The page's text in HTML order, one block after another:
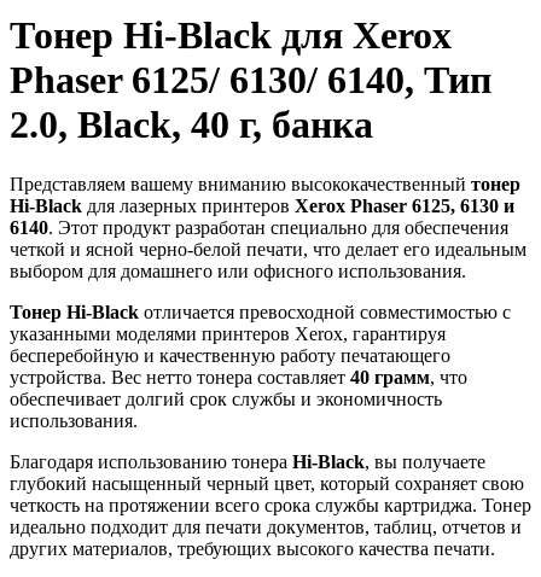
Тонер Hi-Black для Xerox
Phaser 6125/ 6130/ 6140, Тип
2.0, Black, 40 г, банка
Представляем вашему вниманию высококачественный тонер
Hi-Black для лазерных принтеров Xerox Phaser 6125, 6130 и
6140. Этот продукт разработан специально для обеспечения
четкой и ясной черно-белой печати, что делает его идеальным
выбором для домашнего или офисного использования.
Тонер Hi-Black отличается превосходной совместимостью с
указанными моделями принтеров Xerox, гарантируя
бесперебойную и качественную работу печатающего
устройства. Вес нетто тонера составляет 40 грамм, что
обеспечивает долгий срок службы и экономичность
использования.
Благодаря использованию тонера Hi-Black, вы получаете
глубокий насыщенный черный цвет, который сохраняет свою
четкость на протяжении всего срока службы картриджа. Тонер
идеально подходит для печати документов, таблиц, отчетов и
других материалов, требующих высокого качества печати.